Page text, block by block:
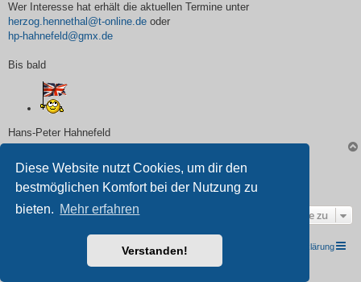
Diese Website nutzt Cookies, um dir den
bestmöglichen Komfort bei der Nutzung zu
bieten. Mehr erfahren
Verstanden!
Wer Interesse hat erhält die aktuellen Termine unter
herzog.hennethal@t-online.de oder
hp-hahnefeld@gmx.de
Bis bald
Hans-Peter Hahnefeld
Antworten
1 Beitrag •Seite1 von1
Gehe zu
TRIUMPH I.G. Südwest e.V. Foren-Übersicht Datenschutzerklärung
Powered byphpBB® Forum Software © phpBB Limited